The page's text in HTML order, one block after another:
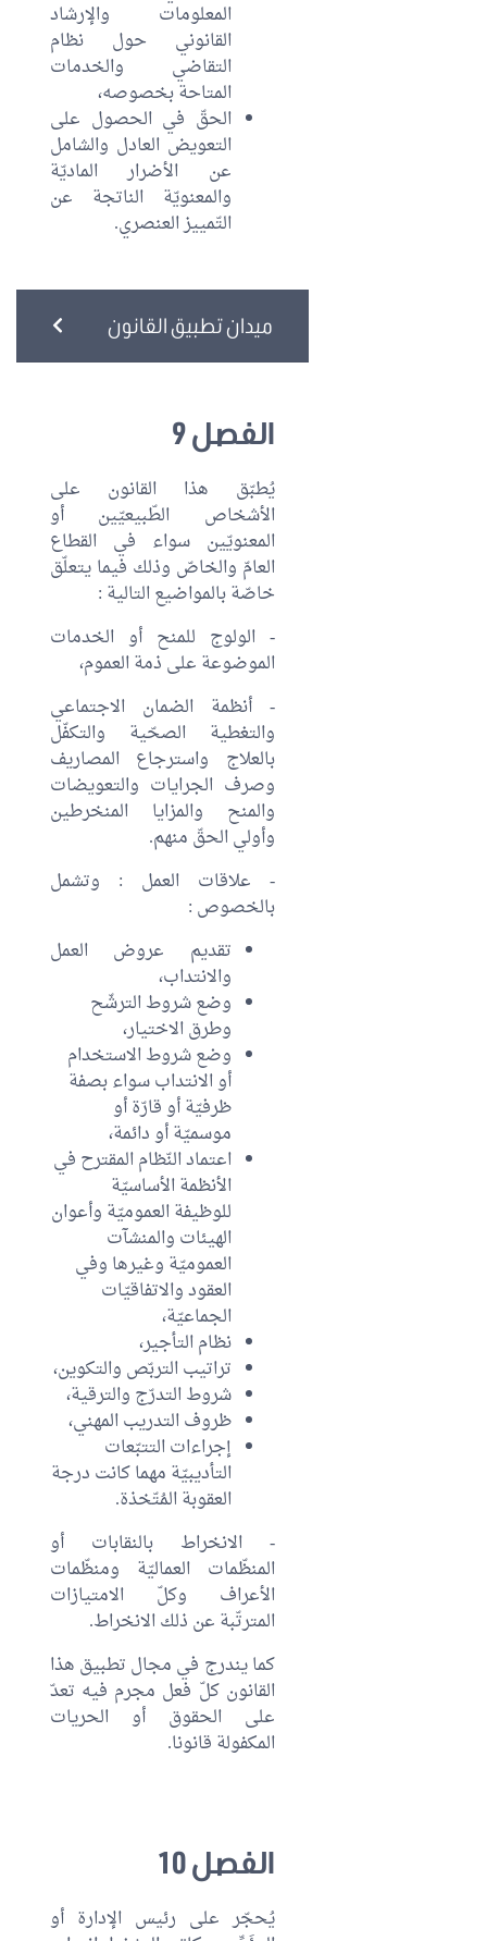
المعلومات والإرشاد
القانوني حول نظام
التقاضي والخدمات
المتاحة بخصوصه،
الحقّ في الحصول على
التعويض العادل والشامل
عن الأضرار الماديّة
والمعنويّة الناتجة عن
التّمييز العنصري.
ميدان تطبيق القانون
الفصل 9
يُطبّق هذا القانون على
الأشخاص الطّبيعيّين أو
المعنويّين سواء في القطاع
العامّ والخاصّ وذلك فيما يتعلّق
خاصّة بالمواضيع التالية :
- الولوج للمنح أو الخدمات
الموضوعة على ذمة العموم،
- أنظمة الضمان الاجتماعي
والتغطية الصحّية والتكفّل
بالعلاج واسترجاع المصاريف
وصرف الجرايات والتعويضات
والمنح والمزايا المنخرطين
وأولي الحقّ منهم.
- علاقات العمل : وتشمل
بالخصوص :
تقديم عروض العمل
والانتداب،
وضع شروط الترشّح
وطرق الاختيار،
وضع شروط الاستخدام
أو الانتداب سواء بصفة
ظرفيّة أو قارّة أو
موسميّة أو دائمة،
اعتماد النّظام المقترح في
الأنظمة الأساسيّة
للوظيفة العموميّة وأعوان
الهيئات والمنشآت
العموميّة وغيرها وفي
العقود والاتفاقيّات
الجماعيّة،
نظام التأجير،
تراتيب التربّص والتكوين،
شروط التدرّج والترقية،
ظروف التدريب المهني،
إجراءات التتبّعات
التأديبيّة مهما كانت درجة
العقوبة المُتّخذة.
- الانخراط بالنقابات أو
المنظّمات العماليّة ومنظّمات
الأعراف وكلّ الامتيازات
المترتّبة عن ذلك الانخراط.
كما يندرج في مجال تطبيق هذا
القانون كلّ فعل مجرم فيه تعدّ
على الحقوق أو الحريات
المكفولة قانونا.
الفصل 10
يُحجّر على رئيس الإدارة أو